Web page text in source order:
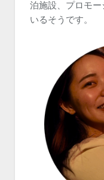
泊施設、プロモ
いるそうです。